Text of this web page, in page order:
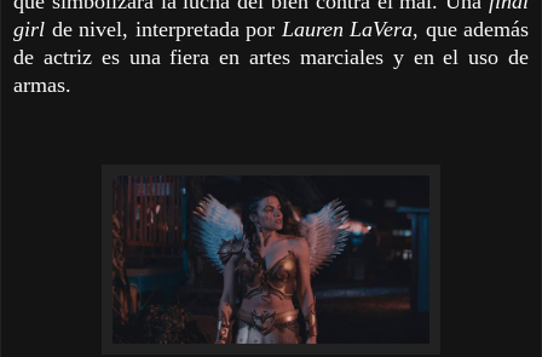
girl de nivel, interpretada por Lauren LaVera, que además
de actriz es una fiera en artes marciales y en el uso de
armas.